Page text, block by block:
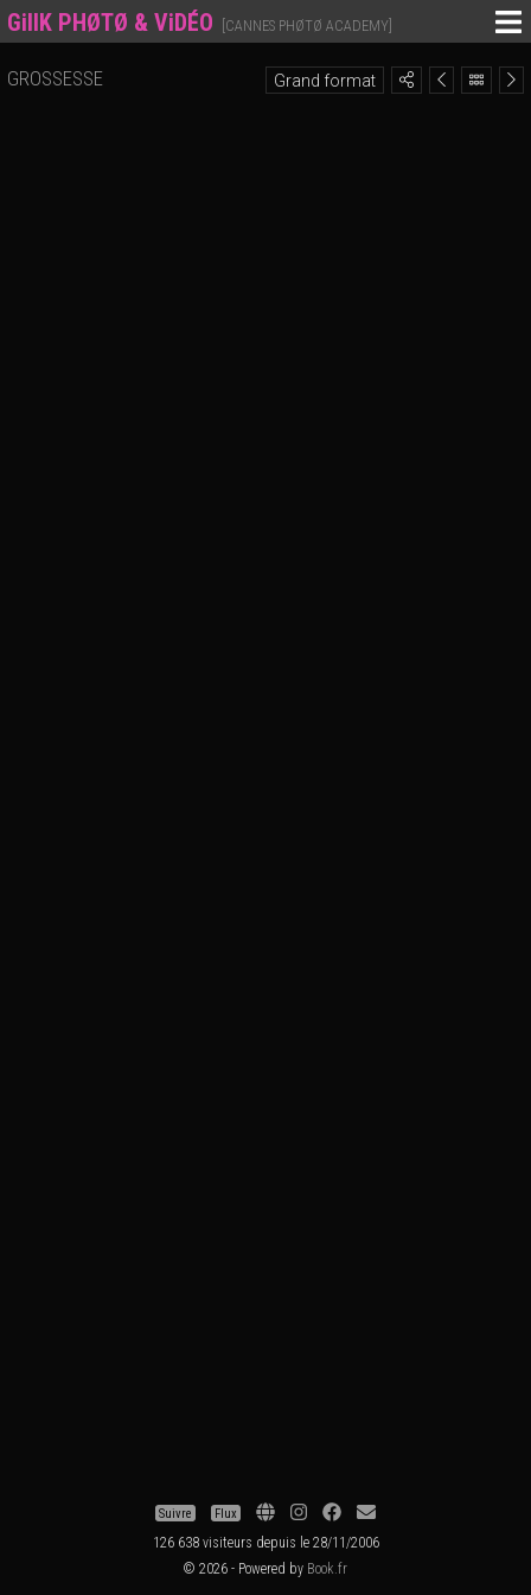
GillK PHØTØ & ViDÉO [CANNES PHØTØ ACADEMY]
Grand format
GROSSESSE
Suivre Flux
126 638 visiteurs depuis le 28/11/2006
© 2026 - Powered by Book.fr